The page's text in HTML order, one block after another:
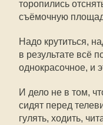
торопились
съёмочную
Надо крутиться,
в результате всё
однокрасочное, и
И дело не в том,
сидят перед
гулять, ходить,